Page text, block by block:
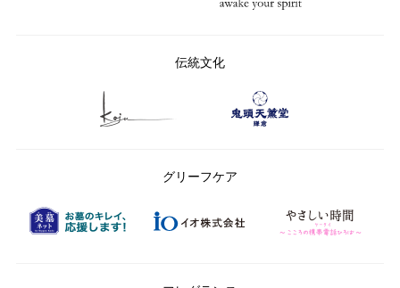
伝統文化
グリーフケア